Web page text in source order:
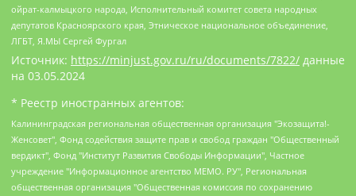
ойрат-калмыцкого народа, Исполнительный комитет совета народных
депутатов Красноярского края, Этническое национальное объединение,
ЛГБТ, Я.МЫ Сергей Фургал
Источник: https://minjust.gov.ru/ru/documents/7822/ данные
на 03.05.2024
* Реестр иностранных агентов:
Калининградская региональная общественная организация "Экозащита!-Женсовет", Фонд содействия защите прав и свобод граждан "Общественный вердикт", Фонд "Институт Развития Свободы Информации", Частное учреждение "Информационное агентство МЕМО. РУ", Региональная общественная организация "Общественная комиссия по сохранению наследия академика Сахарова", Фонд поддержки свободы прессы, Санкт-Петербургская общественная правозащитная организация "Гражданский контроль", Межрегиональная общественная организация "Информационно-просветительский центр "Мемориал", Региональный Фонд "Центр Защиты Прав Средств Массовой Информации", с 05.12.2023 Фонд "Центр Защиты Прав Средств массовой информации", Региональная общественная благотворительная организация помощи беженцам и мигрантам "Гражданское содействие", Негосударственное образовательное учреждение дополнительного профессионального образования (повышение квалификации) специалистов "АКАДЕМИЯ ПО ПРАВАМ ЧЕЛОВЕКА", Свердловская региональная общественная организация "Сутяжник", Автономная некоммерческая организация "Центр независимых социологических исследований", Союз общественных объединений "Российский исследовательский центр по правам человека", Региональное общественное учреждение научно-информационный центр "МЕМОРИАЛ", Некоммерческая организация "Фонд защиты гласности", Автономная некоммерческая организация "Институт прав человека", Городская общественная организация "Екатеринбургское общество "МЕМОРИАЛ", Городская общественная организация "Рязанское историко-просветительское и правозащитное общество "Мемориал" (Рязанский Мемориал), Челябинский региональный орган общественной самодеятельности – женское общественное объединение "Женщины Евразии", Челябинский региональный орган общественной самодеятельности "Уральская правозащитная группа", Фонд содействия защите здоровья и социальной справедливости имени Андрея Рылькова, Автономная Некоммерческая Организация "Аналитический Центр Юрия Левады", Автономная некоммерческая организация социальной поддержки населения "Проект Апрель", Региональная общественная организация помощи женщинам и детям, находящимся в кризисной ситуации "Информационно-методический центр "Анна", Фонд содействия развитию массовых коммуникаций и правовому просвещению "Так-так-Так", Фонд содействия устойчивому развитию "Серебряная тайга", Свердловский региональный общественный фонд социальных проектов "Новое время", "Idel.Реалии", Кавказ.Реалии, Крым.Реалии, Телеканал Настоящее Время, Татаро-башкирская служба Радио Свобода (Azatliq Radiosi), Радио Свободная Европа/Радио Свобода (PCE/PC), "Сибирь.Реалии", "Фактограф", Благотворительный фонд помощи осужденным и их семьям, Автономная некоммерческая организация "Институт глобализации и социальных движений", Фонд "В защиту прав заключенных", Частное учреждение "Центр поддержки и содействия развитию средств массовой информации", Пензенский региональный общественный благотворительный фонд "Гражданский союз", "Север.Реалии", Некоммерческая организация Фонд "Правовая инициатива", Общество с ограниченной ответственностью "Радио Свободная Европа/Радио Свобода", Чешское информационное агентство "MEDIUM-ORIENT", Красноярская региональная общественная организация "Мы против СПИДа", Камалягин Денис Николаевич, Маркелов Сергей Евгеньевич, Пономарев Лев Александрович, Савицкая Людмила Алексеевна, Автономная некоммерческая организация "Центр по работе с проблемой насилия "НАСИЛИЮ.НЕТ", Межрегиональный профессиональный союз работников здравоохранения "Альянс врачей", Юридическое лицо, зарегистрированное в Латвийской Республике, SIA "Medusa Project" (регистрационный номер 40103797863, дата регистрации 10.06.2014), Некоммерческая организация "Фонд по борьбе с коррупцией", Автономная некоммерческая организация "Институт права и публичной политики", Баданин Роман Сергеевич, Гликин Максим Александрович, Железнова Мария Михайловна, Лукьянова Юлия Сергеевна, Маетная Елизавета Витальевна, Маняхин Петр Борисович, Чуракова Ольга Владимировна, Ярош Юлия Петровна, Юридическое лицо "The Insider SIA", зарегистрированное в Риге, Латвийская Республика (дата регистрации 26.06.2015), являющееся администратором доменного имени интернет-издания "The Insider SIA", https://theins.ru, Постернак Алексей Евгеньевич, Рубин Михаил Аркадьевич, Анин Роман Александрович, Юридическое лицо Istories fonds, зарегистрированное в Латвийской Республике (регистрационный номер 50008295751, дата регистрации 24.02.2020), Великовский Дмитрий Александрович, Долинина Ирина Николаевна, Мароховская Алеся Алексеевна, Шлейнов Роман Юрьевич, Шмагун Олеся Валентиновна, Общество с ограниченной ответственностью "Альтаир 2021", Общество с ограниченной ответственностью "Вега 2021", Общество с ограниченной ответственностью "Главный редактор 2021", Общество с ограниченной ответственностью "Ромашки монолит", Важенков Артем Валерьевич, Ивановская областная общественная организация "Центр гендерных исследований", Гурман Юрий Альбертович, Медиапроект "ОВД-Инфо", Егоров Владимир Владимирович, Жилинский Владимир Александрович, Общество с ограниченной ответственностью "ЗП", Иванова София Юрьевна, Карезина Инна Павловна, Кильтау Екатерина Викторовна, Петров Алексей Викторович, Пискунов Сергей Евгеньевич, Смирнов Сергей Сергеевич, Тихонов Михаил Сергеевич, Общество с ограниченной ответственностью "ЖУРНАЛИСТ-ИНОСТРАННЫЙ АГЕНТ", Арапова Галина Юрьевна, Вольтская Татьяна Анатольевна, Американская компания "Mason G.E.S. Anonymous Foundation" (США), являющаяся владельцем интернет-издания https://mnews.world/, Компания "Stichting Bellingcat", зарегистрированная в Нидерландах (дата регистрации 11.07.2018), Захаров Андрей Вячеславович, Клепиковская Екатерина Дмитриевна, Общество с ограниченной ответственностью "МЕМО", Перл Роман Александрович, Симонов Евгений Алексеевич, Соловьева Елена Анатольевна, Сотников Даниил Владимирович, Сурначева Елизавета Дмитриевна, Автономная некоммерческая организация по защите прав человека и информированию населения "Якутия – Наше Мнение", Общество с ограниченной ответственностью "Москоу диджитал медиа", с 26.01.2023 Общество с ограниченной ответственностью "Чайка Белые сады", Ветошкина Валерия Валерьевна, Заговора Максим Александрович, Межрегиональное общественное движение "Российская ЛГБТ - сеть", Оленичев Максим Владимирович, Павлов Иван Юрьевич, Скворцова Елена Сергеевна, Общество с ограниченной ответственностью "Как бы инагент", Кочетков Игорь Викторович, Общество с ограниченной ответственностью "Честные выборы", Еланчик Олег Александрович, Общество с ограниченной ответственностью "Нобелевский призыв", Гималова Регина Эмилевна, Григорьев Андрей Валерьевич, Григорьева Алина Александровна, Ассоциация по содействию защите прав призывников, альтернативнослужащих и военнослужащих "Правозащитная группа "Гражданин.Армия.Право", Хисамова Регина Фаритовна, Автономная некоммерческая организация по реализации социально-правовых программ "Лилит", Дальневосточное общественное движение "Маяк", Санкт-Петербургская ЛГБТ-инициативная группа "Выход", Инициативная группа ЛГБТ+ "Реверс", Алексеев Андрей Викторович, Бекбулатова Таисия Львовна, Беляев Иван Михайлович, Владыкина Елена Сергеевна, Гельман Марат Александрович, Никульшина Вероника Юрьевна, Толоконникова Надежда Андреевна, Шендерович Виктор Анатольевич, Общество с ограниченной ответственностью "Данное сообщение", Общество с ограниченной ответственностью Издательский дом "Новая глава", Айнбиндер Александра Александровна, Московский комьюнити-центр для ЛГБТ+инициатив, Благотворительный фонд развития филантропии, Deutsche Welle (Германия, Kurt-Schumacher-Strasse 3, 53113 Bonn), Борзунова Мария Михайловна, Воробьев Виктор Викторович, Голубева Анна Львовна, Константинова Алла Михайловна, Малкова Ирина Владимировна, Мурадов Мурад Абдулгалимович, Осетинская Елизавета Николаевна, Понасенков Евгений Николаевич, Ганапольский Матвей Юрьевич, Киселев Евгений Алексеевич, Борухович Ирина Григорьевна, Дремин Иван Тимофеевич, Дубровский Дмитрий Викторович, Красноярская региональная общественная организация поддержки и развития альтернативных образовательных технологий и межкультурных коммуникаций "ИНТЕРРА", Маяковская Екатерина Алексеевна, Фейгин Марк Захарович, Филимонов Андрей Викторович, Дзугкоева Регина Николаевна, Доброхотов Роман Александрович, Дудь Юрий Александрович, Елкин Сергей Владимирович, Кругликов Кирилл Игоревич, Сабунаева Мария Леонидовна, Семенов Алексей Владимирович, Шаинян Карен Багратович, Шульман Екатерина Михайловна, Асафьев Артур Валерьевич, Вахштайн Виктор Семенович, Венедиктов Алексей Алексеевич, Лушникова Екатерина Евгеньевна, Волков Леонид Михайлович, Невзоров Александр Глебович, Пархоменко Сергей Борисович, Сироткин Ярослав Николаевич, Кара-Мурза Владимир Владимирович, Баранова Наталья Владимировна, Гозман Леонид Яковлевич, Кагарлицкий Борис Юльевич, Климарев Михаил Валерьевич, Милов Владимир Станиславович, Автономная некоммерческая организация Краснодарский центр современного искусства "Типография", Моргенштерн Алишер Тагирович, Соболь Любовь Эдуардовна, Общество с ограниченной ответственностью "ЛИЗА НОРМ", Каспаров Гарри Кимович, Ходорковский Михаил Борисович, Общество с ограниченной ответственностью "Апрельские тезисы", Данилович Ирина Брониславовна, Кашин Олег Владимирович, Петров Николай Владимирович, Пивоваров Алексей Владимирович, Соколов Михаил Владимирович, Цветкова Юлия Владимировна, Чичваркин Евгений Александрович, Комитет против пыток/Команда против пыток, Общество с ограниченной ответственностью "Первый научный", Общество с ограниченной ответственностью "Вертолет и ко", Белоцерковская Вероника Борисовна, Кац Максим Евгеньевич, Лазарева Татьяна Юрьевна, Шаведдинов Руслан Табризович, Яшин Илья Валерьевич, Общество с ограниченной ответственностью "Иноагент ААВ", Алешковский Дмитрий Петрович, Альбац Евгения Марковна, Быков Дмитрий Львович, Галямина Юлия Евгеньевна, Лойко Сергей Леонидович, Мартынов Кирилл Константинович, Медведев Сергей Александрович, Крашенинников Федор Геннадиевич, Гордеева Катерина Вл